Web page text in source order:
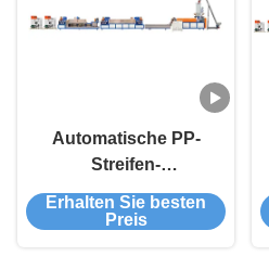
Automatische PP-
Streifen-
Produktionslinie für
einen optimierten
Erhalten Sie besten
Preis